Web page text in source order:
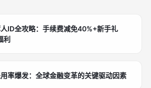
ID全攻略：手续费减免40%+新手礼
利
率爆发：全球金融变革的关键驱动因素